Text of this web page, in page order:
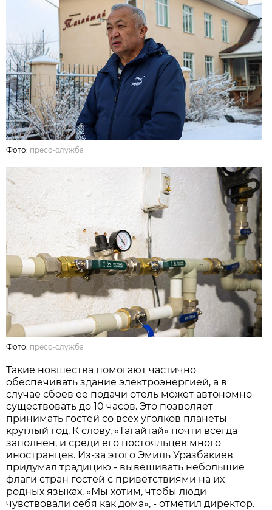
Фото: пресс-служба
Фото: пресс-служба
Такие новшества помогают частично
обеспечивать здание электроэнергией, а в
случае сбоев ее подачи отель может автономно
существовать до 10 часов. Это позволяет
принимать гостей со всех уголков планеты
круглый год. К слову, «Тагайтай» почти всегда
заполнен, и среди его постояльцев много
иностранцев. Из-за этого Эмиль Уразбакиев
придумал традицию - вывешивать небольшие
флаги стран гостей с приветствиями на их
родных языках. «Мы хотим, чтобы люди
чувствовали себя как дома», - отметил директор.